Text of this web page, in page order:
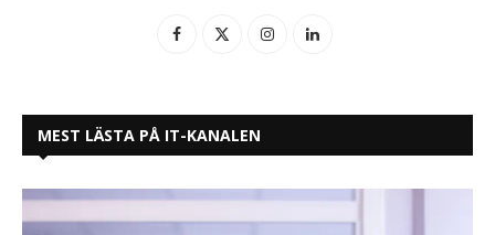
MEST LÄSTA PÅ IT-KANALEN